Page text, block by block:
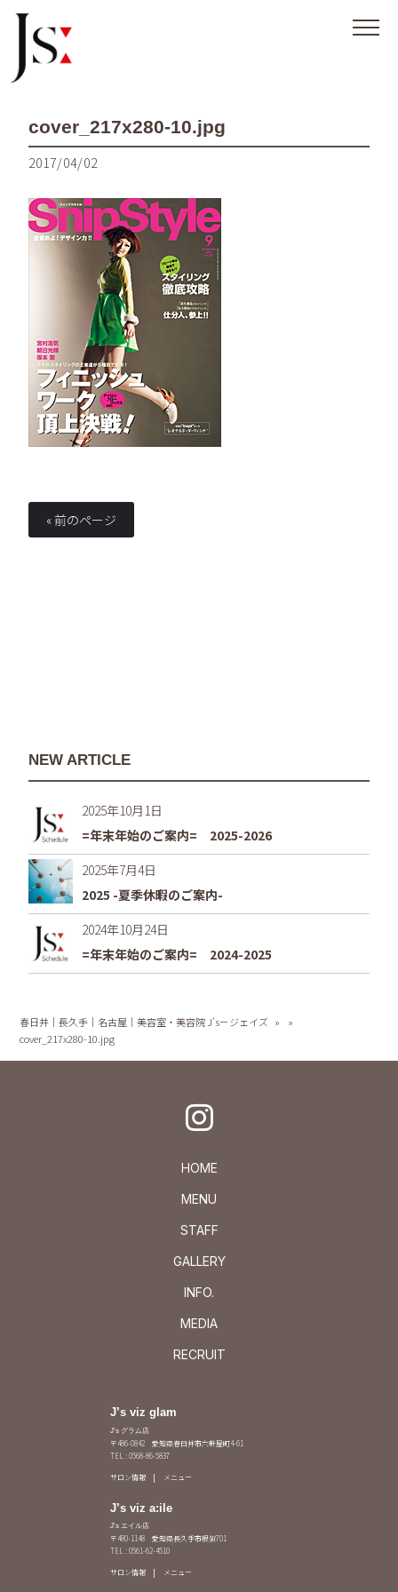
cover_217x280-10.jpg
2017/04/02
« 前のページ
NEW ARTICLE
2025年10月1日
=年末年始のご案内= 2025-2026
2025年7月4日
2025 -夏季休暇のご案内-
2024年10月24日
=年末年始のご案内= 2024-2025
春日井｜長久手｜名古屋｜美容室・美容院 J's－ジェイズ »
»
cover_217x280-10.jpg
HOME
MENU
STAFF
GALLERY
INFO.
MEDIA
RECRUIT
J’s viz glam
J's グラム店
〒486-0842 愛知県春日井市六軒屋町4-61
TEL : 0568-86-5837
サロン情報 メニュー
J’s viz a:ile
J's エイル店
〒480-1148 愛知県長久手市根嶽701
TEL : 0561-62-4510
サロン情報 メニュー